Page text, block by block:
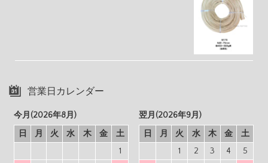
営業日カレンダー
今月(2026年8月)
日
月 火 水 木 金
土
1
翌月(2026年9月)
日
月 火 水 木 金
土
1
2 3 4
5